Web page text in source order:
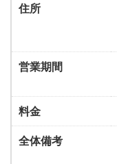
住所
営業期間
料金
全体備考